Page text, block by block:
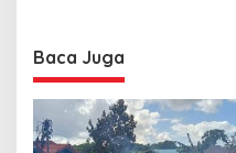
Baca Juga